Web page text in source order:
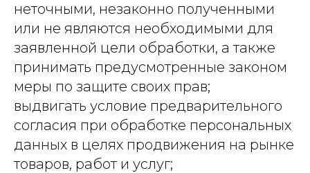
неточными, незаконно полученными
или не являются необходимыми для
заявленной цели обработки, а также
принимать предусмотренные законом
меры по защите своих прав;
выдвигать условие предварительного
согласия при обработке персональных
данных в целях продвижения на рынке
товаров, работ и услуг;